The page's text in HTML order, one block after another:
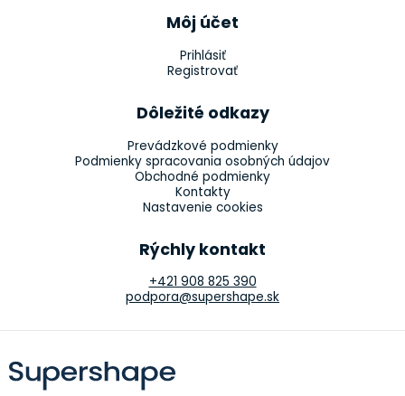
Môj účet
Prihlásiť
Registrovať
Dôležité odkazy
Prevádzkové podmienky
Podmienky spracovania osobných údajov
Obchodné podmienky
Kontakty
Nastavenie cookies
Rýchly kontakt
+421 908 825 390
podpora@supershape.sk